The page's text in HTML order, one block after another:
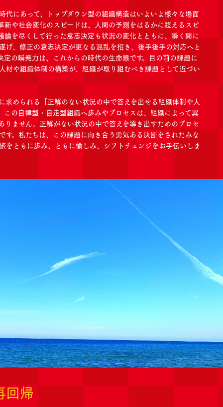
にあって、トップダウン型の組織構造はいよいよ様々な場面
新や社会変化のスピードは、人間の予測をはるかに超えるスピ
論を尽くして行った意志決定も状況の変化とともに、瞬く間に
げ、修正の意志決定が更なる混乱を招き、後手後手の対応へと
定の瞬発力は、これからの時代の生命線です。目の前の課題に
材や組織体制の構築が、組織が取り組むべき課題として近づい
められる「正解のない状況の中で答えを出せる組織体制や人
この自律型・自走型組織へ歩みやプロセスは、組織によって異
りません。正解がない状況の中で答えを導き出すためのプロセ
す。私たちは、この課題に向き合う勇気ある決断をされたみな
をともに歩み、ともに愉しみ、シフトチェンジをお手伝いしま
回帰